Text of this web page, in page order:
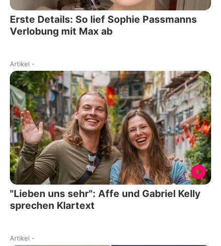
Erste Details: So lief Sophie Passmanns
Verlobung mit Max ab
Artikel -
"Lieben uns sehr": Affe und Gabriel Kelly
sprechen Klartext
Artikel -